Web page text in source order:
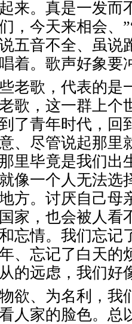
来。真是一发而
，今天来相会、
五音不全、虽说
着。歌声好象要
老歌，代表的是
歌，这一群上个
了青年时代，回
、尽管说起那里
里毕竟是我们出
像一个人无法选
方。讨厌自己母
家，也会被人看
忘情。我们忘记
、忘记了白天的
的远虑，我们好
欲、为名利，我
人家的脸色。总